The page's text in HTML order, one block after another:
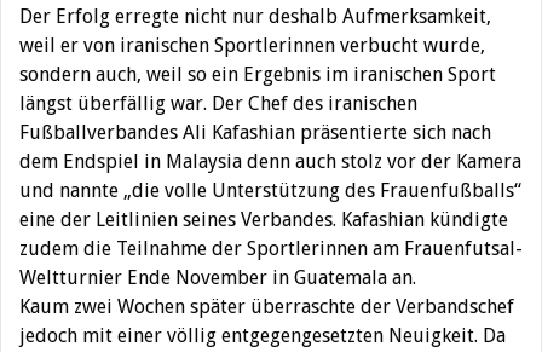
Der Erfolg erregte nicht nur deshalb Aufmerksamkeit,
weil er von iranischen Sportlerinnen verbucht wurde,
sondern auch, weil so ein Ergebnis im iranischen Sport
längst überfällig war. Der Chef des iranischen
Fußballverbandes Ali Kafashian präsentierte sich nach
dem Endspiel in Malaysia denn auch stolz vor der Kamera
und nannte „die volle Unterstützung des Frauenfußballs“
eine der Leitlinien seines Verbandes. Kafashian kündigte
zudem die Teilnahme der Sportlerinnen am Frauenfutsal-
Weltturnier Ende November in Guatemala an.
Kaum zwei Wochen später überraschte der Verbandschef
jedoch mit einer völlig entgegengesetzten Neuigkeit. Da